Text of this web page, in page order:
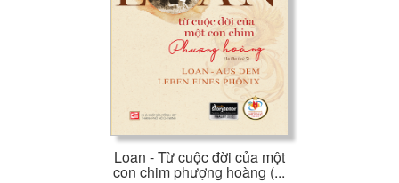
Loan - Từ cuộc đời của một
con chim phượng hoàng (...